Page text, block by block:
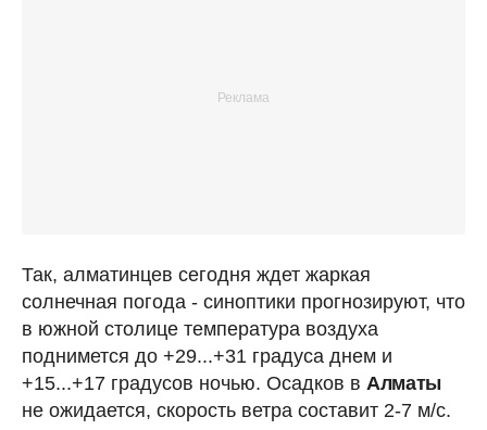
Так, алматинцев сегодня ждет жаркая
солнечная погода - синоптики прогнозируют, что
в южной столице температура воздуха
поднимется до +29...+31 градуса днем и
+15...+17 градусов ночью. Осадков в Алматы
не ожидается, скорость ветра составит 2-7 м/с.